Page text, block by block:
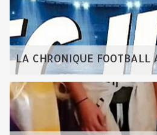
LA CHRONIQUE FOOTBALL